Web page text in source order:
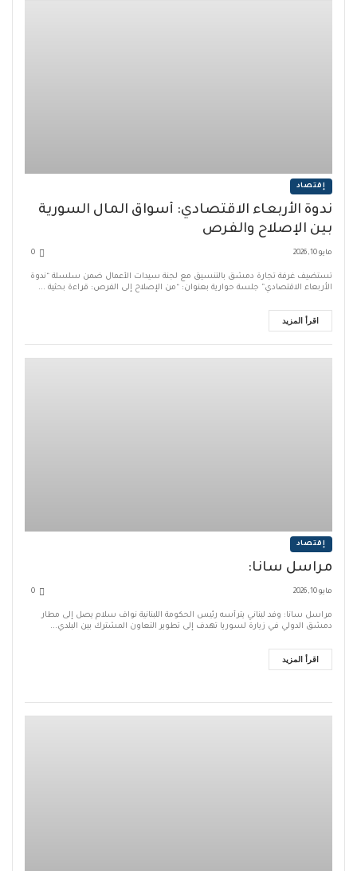
إقتصاد
ندوة الأربعاء الاقتصادي: أسواق المال السورية
بين الإصلاح والفرص
مايو 10, 2026 0
تستضيف غرفة تجارة دمشق بالتنسيق مع لجنة سيدات الأعمال ضمن سلسلة “ندوة
الأربعاء الاقتصادي” جلسة حوارية بعنوان: “من الإصلاح إلى الفرص: قراءة بحثية ...
اقرأ المزيد
إقتصاد
مراسل سانا:
مايو 10, 2026 0
مراسل سانا: وفد لبناني يترأسه رئيس الحكومة اللبنانية نواف سلام يصل إلى مطار
دمشق الدولي في زيارة لسوريا تهدف إلى تطوير التعاون المشترك بين البلدي...
اقرأ المزيد